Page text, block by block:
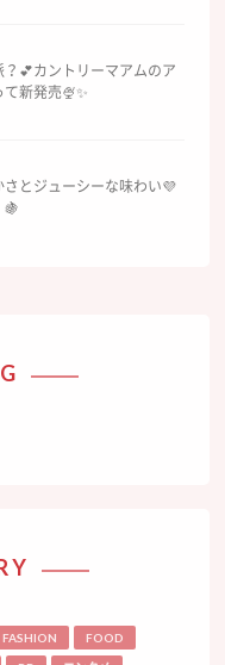
💕カントリーマアムのア
新発売🍨✨
とジューシーな味わい💜
🍇
FASHION FOOD